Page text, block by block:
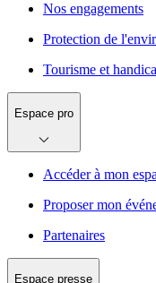
Nos engagements
Protection de
Tourisme et
Espace pro
Accéder à mon
Proposer mon
Partenaires
Espace presse